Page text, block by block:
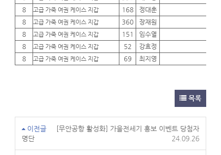
8
고급 가죽 여권 케이스 지갑 168 정대훈
8
고급 가죽 여권 케이스 지갑 360 장재원
8
고급 가죽 여권 케이스 지갑 151 임수열
8
고급 가죽 여권 케이스 지갑 52 강효정
8
고급 가죽 여권 케이스 지갑 69 최지영
목록
이전글
[무안공항 활성화] 가을전세기 홍보 이벤트 당첨자
명단
24.09.26